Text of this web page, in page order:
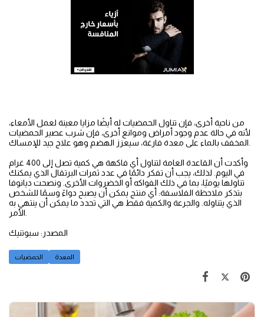
من ناحية أخرى، فإن تناول الحمضيات له أيضًا مزايا معينة لعمل الأمعاء،
لأنه في حالة عدم وجود أمراض وموانع أخرى، فإن شرب عصير الحمضيات
المخفف بالماء على معدة فارغة، سيعزز الهضم وهو علاج جيد للإمساك.
وأكدت أن القاعدة العامة لتناول أي فاكهة هي كمية تصل إلى 400 غرام
في اليوم. لذلك، يجب أن تفكر دائمًا في عدد ثمرات البرتقال الذي يمكنك
تناولها يوميًا، بما في ذلك الفواكه أو الخضروات الأخرى. ونصحت ديانوفا
بتذكر ملاحظة الفلاسفة: أي منتج يمكن أن يصبح دواءً وسمًا للشخص
الذي يتناوله. والجرعة والكمية فقط هي التي تحدد ما يمكن أن ينتهي به
الأمر.
المصدر: سبوتنيك
الحمضيات المعدة